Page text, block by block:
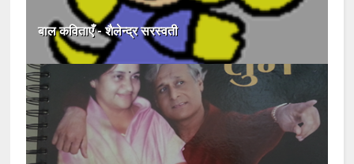
बाल कविताएँ - शैलेन्‍द्र सरस्‍वती